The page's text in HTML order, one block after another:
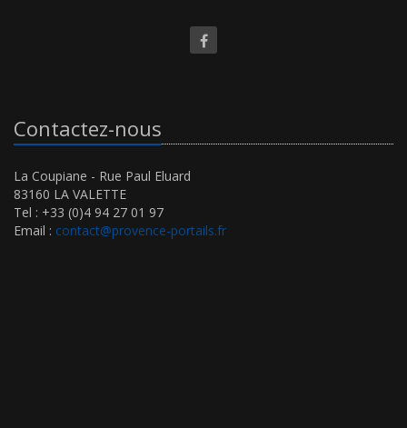
Contactez-nous
La Coupiane - Rue Paul Eluard
83160 LA VALETTE
Tel : +33 (0)4 94 27 01 97
Email : contact@provence-portails.fr